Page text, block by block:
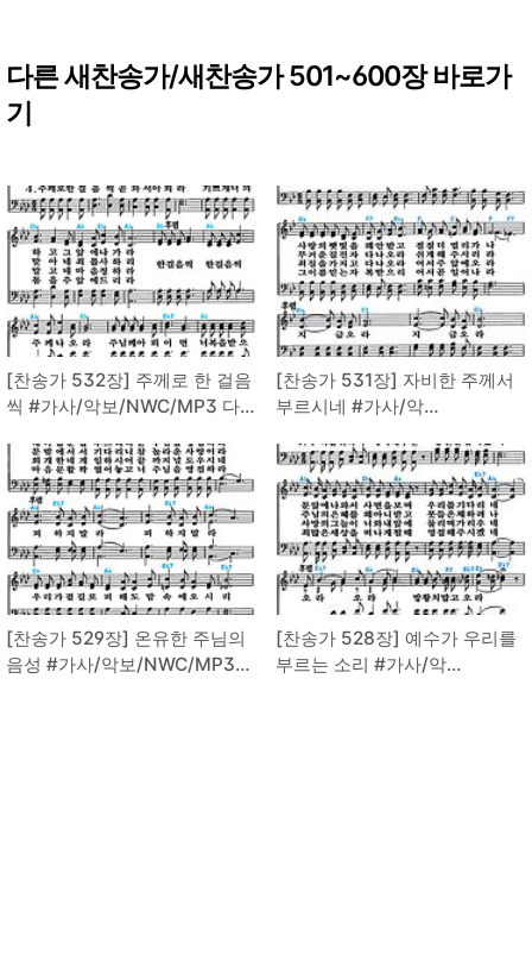
다른 새찬송가/새찬송가 501~600장 바로가
기
[찬송가 532장] 주께로 한 걸음
씩 #가사/악보/NWC/MP3 다
[찬송가 531장] 자비한 주께서
부르시네 #가사/악
[찬송가 529장] 온유한 주님의
음성 #가사/악보/NWC/MP3
[찬송가 528장] 예수가 우리를
부르는 소리 #가사/악